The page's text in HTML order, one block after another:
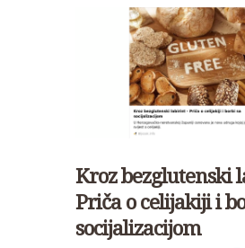
Kroz bezglutenski
Priča o celijakiji i
socijalizacijom